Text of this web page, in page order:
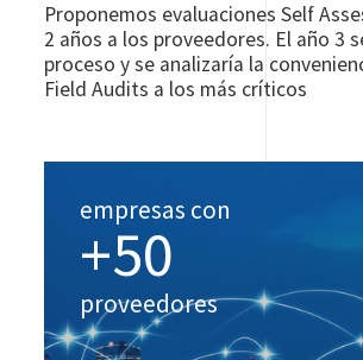
Proponemos evaluaciones Self
2 años a los proveedores. El año 3
proceso y se analizaría la
Field Audits a los más críticos
empresas con
+50
proveedores